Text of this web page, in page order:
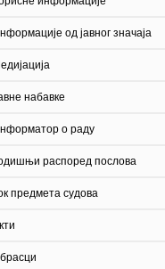
од јавног значаја
набавке
о раду
распоред послова
предмета судова